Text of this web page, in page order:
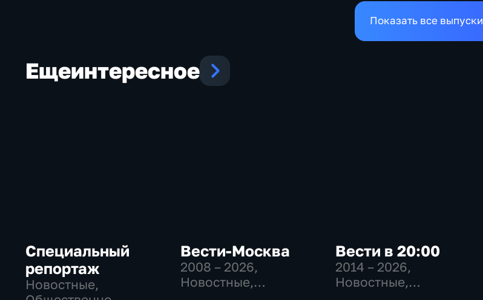
Показать все выпуски
Ещеинтересное
Специальный
репортаж
Новостные,
Вести-Москва
2008 – 2026,
Новостные,
Вести в 20:00
2014 – 2026,
Новостные,